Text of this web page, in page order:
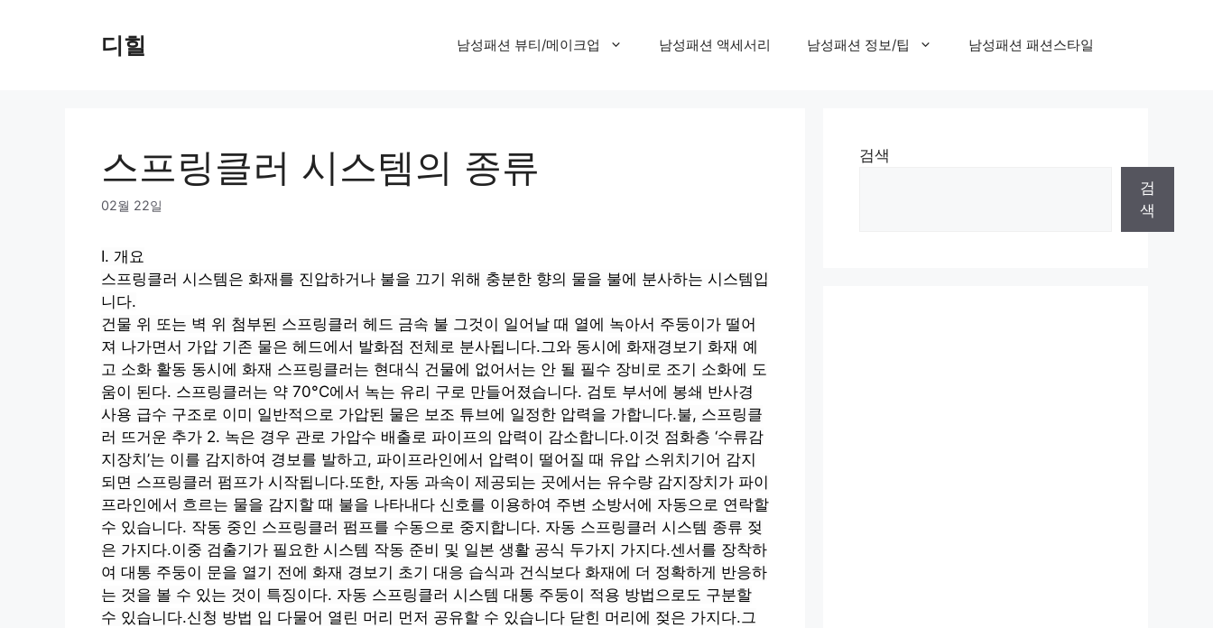
디힐 남성패션 뷰티/메이크업 남성패션 액세서리 남성패션 정보/팁 남성패션 패션스타일
스프링클러 시스템의 종류
02월 22일
I. 개요
스프링클러 시스템은 화재를 진압하거나 불을 끄기 위해 충분한 향의 물을 불에 분사하는 시스템입
니다.
건물 위 또는 벽 위 첨부된 스프링클러 헤드 금속 불 그것이 일어날 때 열에 녹아서 주둥이가 떨어
져 나가면서 가압 기존 물은 헤드에서 발화점 전체로 분사됩니다.그와 동시에 화재경보기 화재 예
고 소화 활동 동시에 화재 스프링클러는 현대식 건물에 없어서는 안 될 필수 장비로 조기 소화에 도
움이 된다. 스프링클러는 약 70°C에서 녹는 유리 구로 만들어졌습니다. 검토 부서에 봉쇄 반사경
사용 급수 구조로 이미 일반적으로 가압된 물은 보조 튜브에 일정한 압력을 가합니다.불, 스프링클
러 뜨거운 추가 2. 녹은 경우 관로 가압수 배출로 파이프의 압력이 감소합니다.이것 점화층 ‘수류감
지장치’는 이를 감지하여 경보를 발하고, 파이프라인에서 압력이 떨어질 때 유압 스위치기어 감지
되면 스프링클러 펌프가 시작됩니다.또한, 자동 과속이 제공되는 곳에서는 유수량 감지장치가 파이
프라인에서 흐르는 물을 감지할 때 불을 나타내다 신호를 이용하여 주변 소방서에 자동으로 연락할
수 있습니다. 작동 중인 스프링클러 펌프를 수동으로 중지합니다. 자동 스프링클러 시스템 종류 젖
은 가지다.이중 검출기가 필요한 시스템 작동 준비 및 일본 생활 공식 두가지 가지다.센서를 장착하
여 대통 주둥이 문을 열기 전에 화재 경보기 초기 대응 습식과 건식보다 화재에 더 정확하게 반응하
는 것을 볼 수 있는 것이 특징이다. 자동 스프링클러 시스템 대통 주둥이 적용 방법으로도 구분할
수 있습니다.신청 방법 입 다물어 열린 머리 먼저 공유할 수 있습니다 닫힌 머리에 젖은 가지다.그
검색
검
색